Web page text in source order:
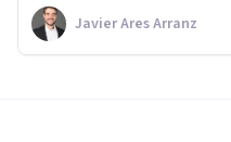
Javier Ares Arranz